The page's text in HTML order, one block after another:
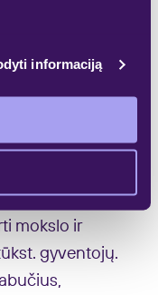
informaciją
biurų statybos
palikta
pramonei.
vėl
mokslo ir
gyventojų.